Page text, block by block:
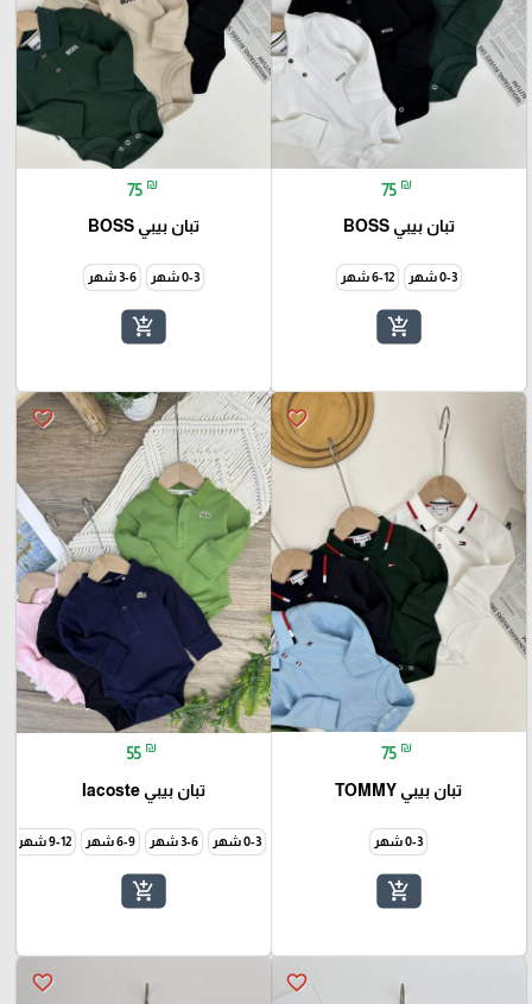
75 ₪
تبان بيبي BOSS
0-3 شهر 6-12 شهر
add_shopping_cart
75 ₪
تبان بيبي BOSS
0-3 شهر 3-6 شهر
add_shopping_cart
favorite_border
75 ₪
تبان بيبي TOMMY
0-3 شهر
add_shopping_cart
favorite_border
55 ₪
تبان بيبي lacoste
0-3 شهر 3-6 شهر 6-9 شهر 9-12 شهر
add_shopping_cart
favorite_border
favorite_border